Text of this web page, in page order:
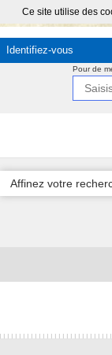
Ce site utilise des
Identifiez-vous
Pour de
Affinez votre